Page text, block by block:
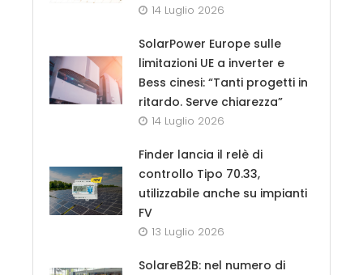
14 Luglio 2026
SolarPower Europe sulle
limitazioni UE a inverter e
Bess cinesi: “Tanti progetti in
ritardo. Serve chiarezza”
14 Luglio 2026
Finder lancia il relè di
controllo Tipo 70.33,
utilizzabile anche su impianti
FV
13 Luglio 2026
SolareB2B: nel numero di